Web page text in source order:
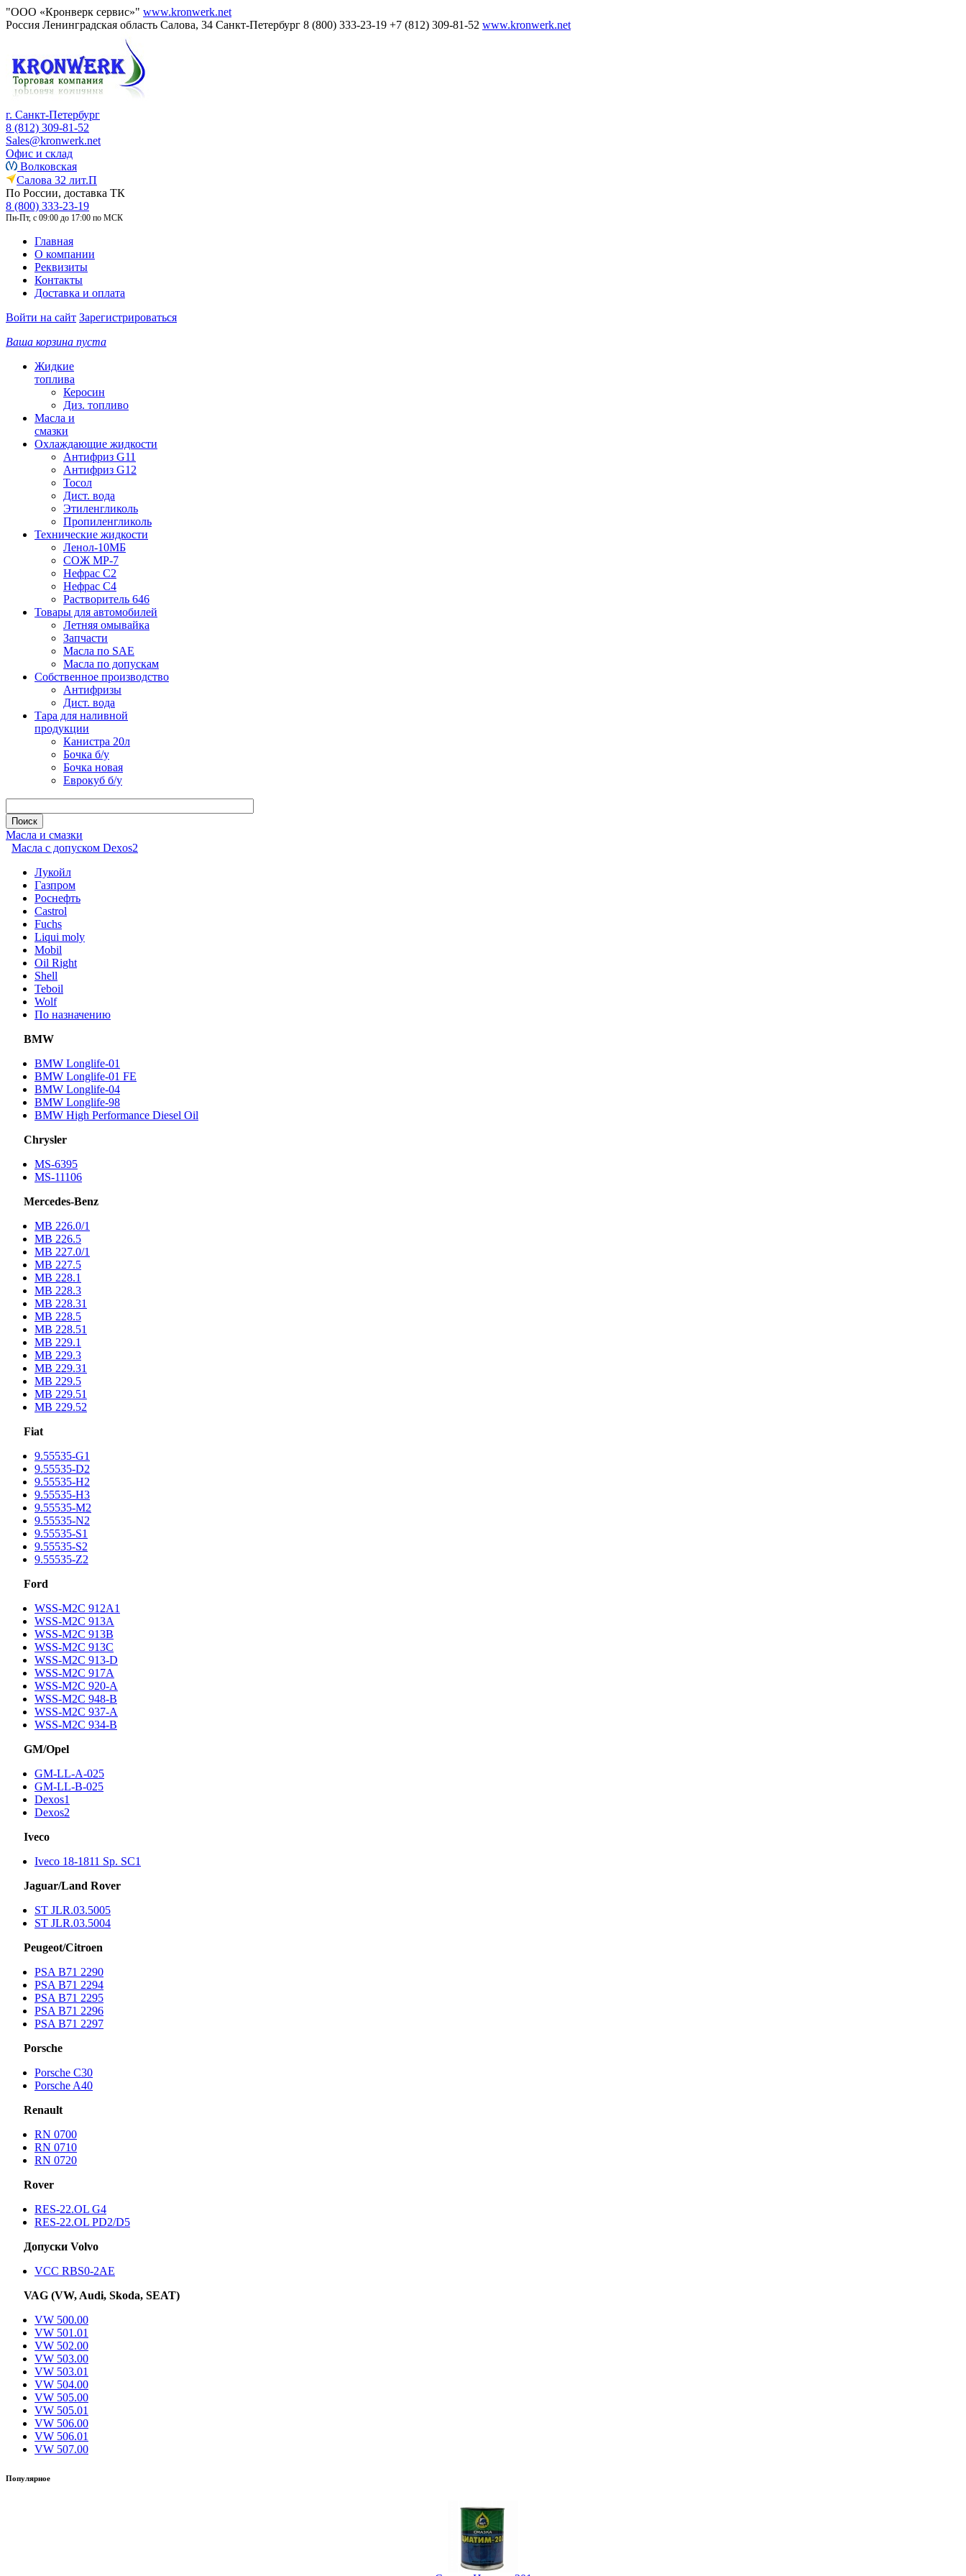
"ООО «Кронверк сервис»" www.kronwerk.net
Россия Ленинградская область Салова, 34 Санкт-Петербург 8 (800) 333-23-19 +7 (812) 309-81-52 www.kronwerk.net
г. Санкт-Петербург
8 (812) 309-81-52
Sales@kronwerk.net
Офис и склад
Волковская
Салова 32 лит.П
По России, доставка ТК
8 (800) 333-23-19
Пн-Пт, с 09:00 до 17:00 по МСК
Главная
О компании
Реквизиты
Контакты
Доставка и оплата
Войти на сайт Зарегистрироваться
Ваша корзина пуста
Жидкие
топлива
Керосин
Диз. топливо
Масла и
смазки
Охлаждающие жидкости
Антифриз G11
Антифриз G12
Тосол
Дист. вода
Этиленгликоль
Пропиленгликоль
Технические жидкости
Ленол-10МБ
СОЖ МР-7
Нефрас С2
Нефрас С4
Растворитель 646
Товары для автомобилей
Летняя омывайка
Запчасти
Масла по SAE
Масла по допускам
Собственное производство
Антифризы
Дист. вода
Тара для наливной
продукции
Канистра 20л
Бочка б/у
Бочка новая
Еврокуб б/у
Масла и смазки
Масла с допуском Dexos2
Лукойл
Газпром
Роснефть
Castrol
Fuchs
Liqui moly
Mobil
Oil Right
Shell
Teboil
Wolf
По назначению
BMW
BMW Longlife-01
BMW Longlife-01 FE
BMW Longlife-04
BMW Longlife-98
BMW High Performance Diesel Oil
Chrysler
MS-6395
MS-11106
Mercedes-Benz
МВ 226.0/1
МВ 226.5
МВ 227.0/1
МВ 227.5
MB 228.1
MB 228.3
MB 228.31
MB 228.5
MB 228.51
MB 229.1
MB 229.3
MB 229.31
MB 229.5
MB 229.51
MB 229.52
Fiat
9.55535-G1
9.55535-D2
9.55535-H2
9.55535-H3
9.55535-M2
9.55535-N2
9.55535-S1
9.55535-S2
9.55535-Z2
Ford
WSS-M2C 912A1
WSS-M2C 913A
WSS-M2C 913B
WSS-M2C 913C
WSS-M2C 913-D
WSS-M2C 917A
WSS-M2C 920-A
WSS-M2C 948-B
WSS-M2C 937-A
WSS-M2C 934-B
GM/Opel
GM-LL-A-025
GM-LL-B-025
Dexos1
Dexos2
Iveco
Iveco 18-1811 Sp. SC1
Jaguar/Land Rover
ST JLR.03.5005
ST JLR.03.5004
Peugeot/Citroen
PSA B71 2290
PSA B71 2294
PSA B71 2295
PSA B71 2296
PSA B71 2297
Porsche
Porsche С30
Porsche A40
Renault
RN 0700
RN 0710
RN 0720
Rover
RES-22.OL G4
RES-22.OL PD2/D5
Допуски Volvo
VCC RBS0-2AE
VAG (VW, Audi, Skoda, SEAT)
VW 500.00
VW 501.01
VW 502.00
VW 503.00
VW 503.01
VW 504.00
VW 505.00
VW 505.01
VW 506.00
VW 506.01
VW 507.00
Популярное